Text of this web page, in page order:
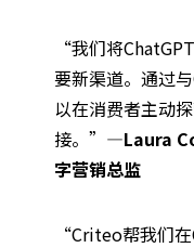
“我们将
要新渠道。通过
以在消费者主动
接。” —Laura
字营销总监
“Criteo帮我们